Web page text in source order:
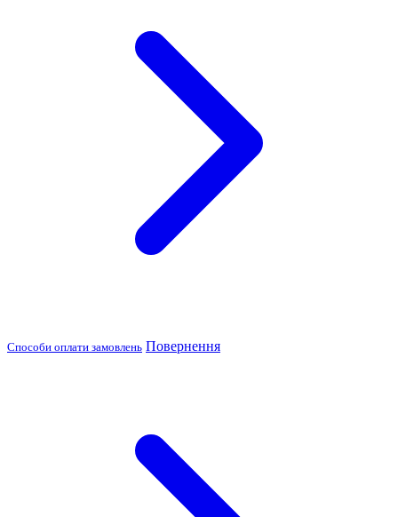
Способи оплати замовлень Повернення